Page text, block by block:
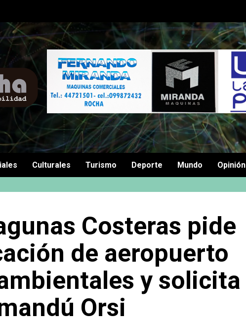
Culturales Turismo Deporte Mundo Opinión
Costeras pide
de aeropuerto
y solicita
Orsi